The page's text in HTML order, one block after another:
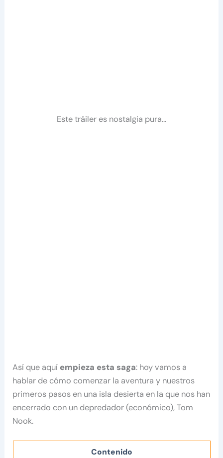
Este tráiler es nostalgia pura…
Así que aquí empieza esta saga: hoy vamos a
hablar de cómo comenzar la aventura y nuestros
primeros pasos en una isla desierta en la que nos han
encerrado con un depredador (económico), Tom
Nook.
Contenido